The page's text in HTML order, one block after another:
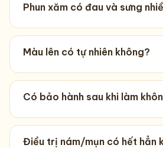
Phun xăm có đau và sưng
Màu lên có tự nhiên không?
Có bảo hành sau khi làm
Điều trị nám/mụn có hết hẳn